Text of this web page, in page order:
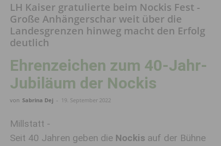
LH Kaiser gratulierte beim Nockis Fest -
Große Anhängerschar weit über die
Landesgrenzen hinweg macht den Erfolg
deutlich
Ehrenzeichen zum 40-Jahr-
Jubiläum der Nockis
von Sabrina Dej - 19. September 2022
Millstatt -
Seit 40 Jahren geben die Nockis auf der Bühne